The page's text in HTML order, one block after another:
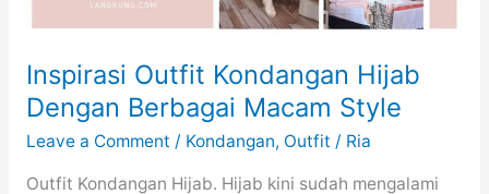
Inspirasi Outfit Kondangan Hijab
Dengan Berbagai Macam Style
Leave a Comment / Kondangan, Outfit / Ria
Outfit Kondangan Hijab. Hijab kini sudah mengalami